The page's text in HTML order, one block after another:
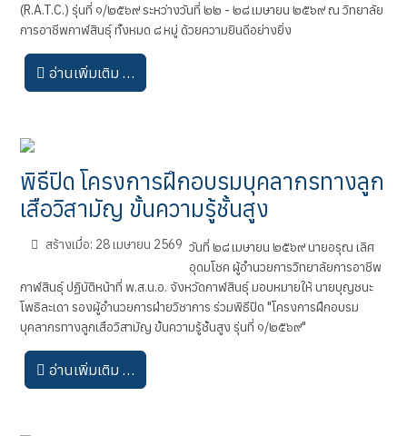
(R.A.T.C.) รุ่นที่ ๑/๒๕๖๙ ระหว่างวันที่ ๒๒ - ๒๘ เมษายน ๒๕๖๙ ณ วิทยาลัย
การอาชีพกาฬสินธุ์ ทั้งหมด ๘ หมู่ ด้วยความยินดีอย่างยิ่ง
อ่านเพิ่มเติม …
พิธีปิด โครงการฝึกอบรมบุคลากรทางลูก
เสือวิสามัญ ขั้นความรู้ชั้นสูง
สร้างเมื่อ: 28 เมษายน 2569 วันที่ ๒๘ เมษายน ๒๕๖๙ นายอรุณ เลิศ
อุดมโชค ผู้อำนวยการวิทยาลัยการอาชีพ
กาฬสินธุ์ ปฏิบัติหน้าที่ พ.ส.น.อ. จังหวัดกาฬสินธุ์ มอบหมายให้ นายบุญชนะ
โพธิละเดา รองผู้อำนวยการฝ่ายวิชาการ ร่วมพิธีปิด "โครงการฝึกอบรม
บุคลากรทางลูกเสือวิสามัญ ขั้นความรู้ชั้นสูง รุ่นที่ ๑/๒๕๖๙"
อ่านเพิ่มเติม …